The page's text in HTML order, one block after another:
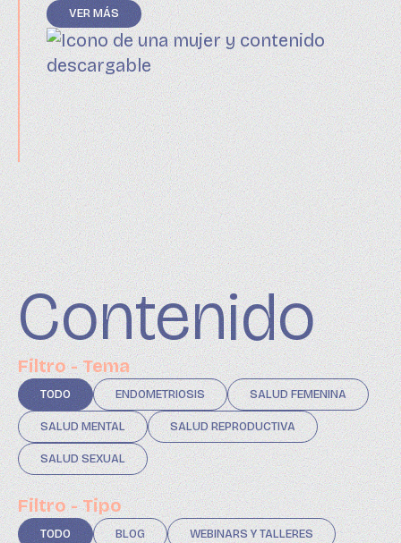
VER MÁS
Contenido
Filtro - Tema
TODO ENDOMETRIOSIS SALUD FEMENINA
SALUD MENTAL SALUD REPRODUCTIVA
SALUD SEXUAL
Filtro - Tipo
TODO BLOG WEBINARS Y TALLERES